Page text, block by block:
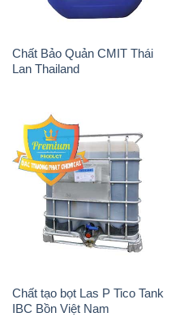
Chất Bảo Quản CMIT Thái
Lan Thailand
Chất tạo bọt Las P Tico Tank
IBC Bồn Việt Nam